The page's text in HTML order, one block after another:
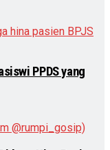
PPDS yang